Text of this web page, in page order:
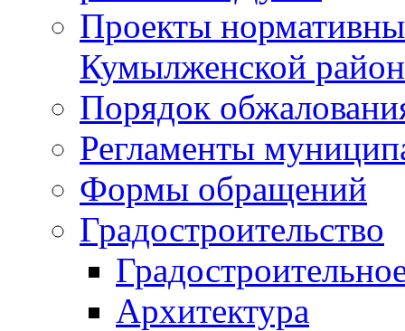
Проекты
Кумылженской
Порядок
Регламенты
Формы обращений
Градостроительство
Архитектура